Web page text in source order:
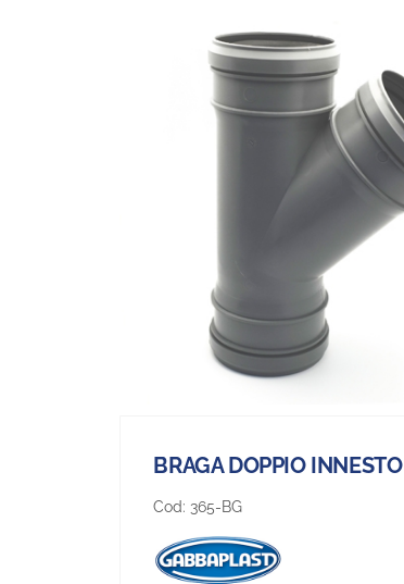
BRAGA DOPPIO INNESTO
Cod: 365-BG